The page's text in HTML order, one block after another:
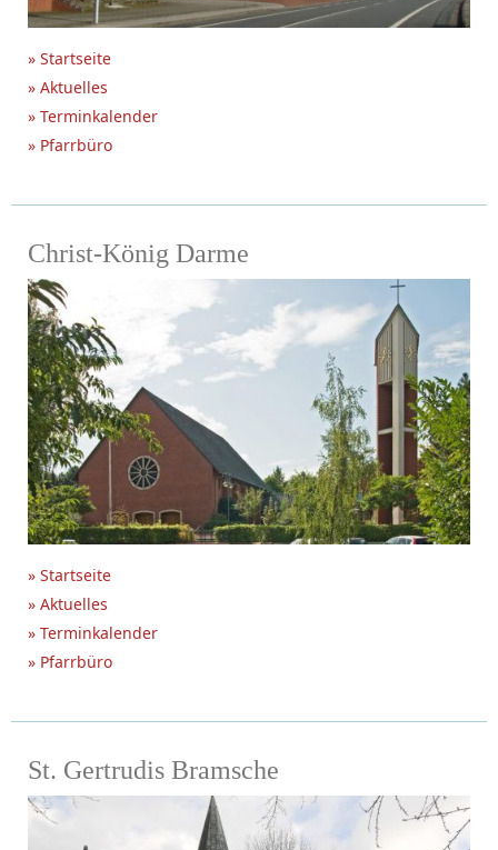
» Startseite
» Aktuelles
» Terminkalender
» Pfarrbüro
Christ-König Darme
» Startseite
» Aktuelles
» Terminkalender
» Pfarrbüro
St. Gertrudis Bramsche